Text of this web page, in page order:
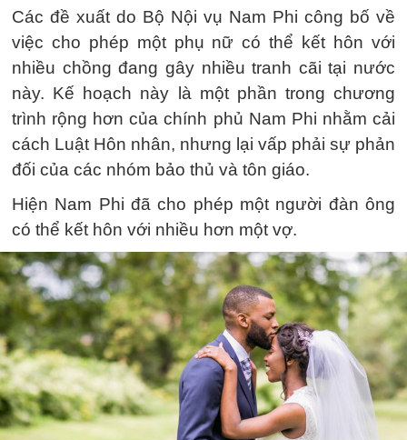
Các đề xuất do Bộ Nội vụ Nam Phi công bố về
việc cho phép một phụ nữ có thể kết hôn với
nhiều chồng đang gây nhiều tranh cãi tại nước
này. Kế hoạch này là một phần trong chương
trình rộng hơn của chính phủ Nam Phi nhằm cải
cách Luật Hôn nhân, nhưng lại vấp phải sự phản
đối của các nhóm bảo thủ và tôn giáo.
Hiện Nam Phi đã cho phép một người đàn ông
có thể kết hôn với nhiều hơn một vợ.